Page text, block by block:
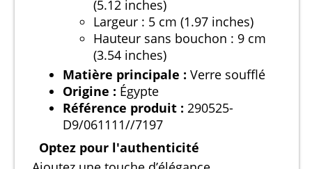
(5.12 inches)
Largeur : 5 cm (1.97 inches)
Hauteur sans bouchon : 9 cm
(3.54 inches)
Matière principale : Verre soufflé
Origine : Égypte
Référence produit : 290525-
D9/061111//7197
Optez pour l'authenticité